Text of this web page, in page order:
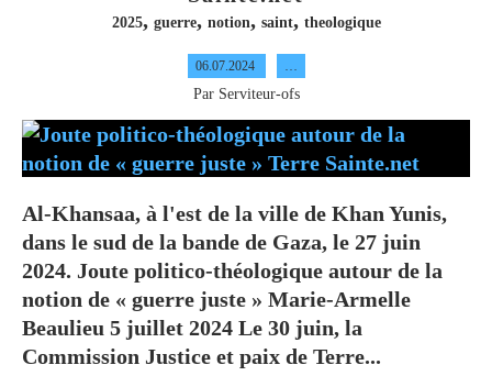
2025, guerre, notion, saint, theologique
06.07.2024 …
Par Serviteur-ofs
Al-Khansaa, à l'est de la ville de Khan Yunis,
dans le sud de la bande de Gaza, le 27 juin
2024. Joute politico-théologique autour de la
notion de « guerre juste » Marie-Armelle
Beaulieu 5 juillet 2024 Le 30 juin, la
Commission Justice et paix de Terre...